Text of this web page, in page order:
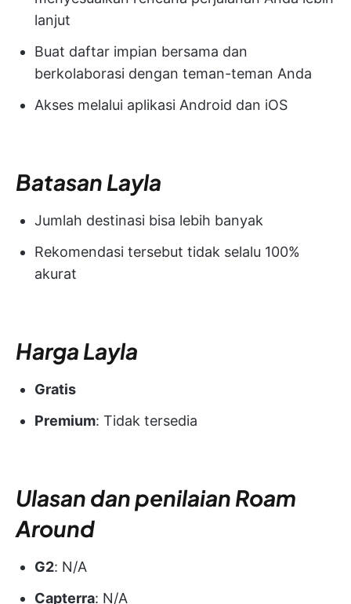
lanjut
Buat daftar impian bersama dan
berkolaborasi dengan teman-teman Anda
Akses melalui aplikasi Android dan iOS
Batasan Layla
Jumlah destinasi bisa lebih banyak
Rekomendasi tersebut tidak selalu 100%
akurat
Harga Layla
Gratis
Premium: Tidak tersedia
Ulasan dan penilaian Roam
Around
G2: N/A
Capterra: N/A